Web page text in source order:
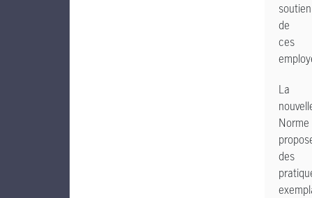
soutien
de
ces
La
Norme
des